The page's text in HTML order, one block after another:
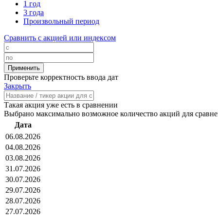
1 год
3 года
Произвольный период
Сравнить с акцией или индексом
Проверьте корректность ввода дат
Закрыть
Такая акция уже есть в сравнении
Выбрано максимально возможное количество акций для
Дата
06.08.2026
04.08.2026
03.08.2026
31.07.2026
30.07.2026
29.07.2026
28.07.2026
27.07.2026